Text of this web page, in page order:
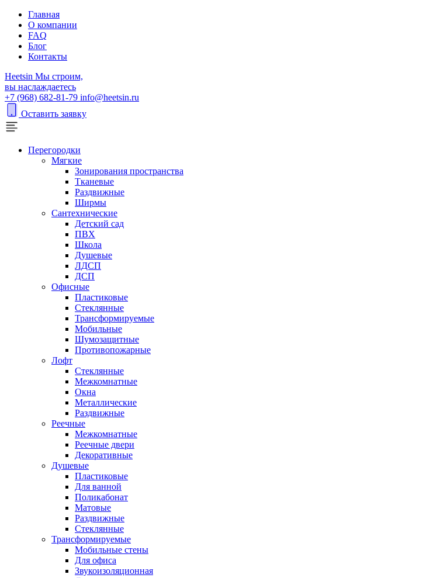
Главная
О компании
FAQ
Блог
Контакты
Heetsin Мы строим,
вы наслаждаетесь
+7 (968) 682-81-79 info@heetsin.ru
Оставить заявку
Перегородки
Мягкие
Зонирования пространства
Тканевые
Раздвижные
Ширмы
Сантехнические
Детский сад
ПВХ
Школа
Душевые
ЛДСП
ДСП
Офисные
Пластиковые
Стеклянные
Трансформируемые
Мобильные
Шумозащитные
Противопожарные
Лофт
Стеклянные
Межкомнатные
Окна
Металлические
Раздвижные
Реечные
Межкомнатные
Реечные двери
Декоративные
Душевые
Пластиковые
Для ванной
Поликабонат
Матовые
Раздвижные
Стеклянные
Трансформируемые
Мобильные стены
Для офиса
Звукоизоляционная